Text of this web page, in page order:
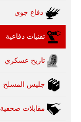
دفاع جوي
تقنيات دفاعية
تاريخ عسكري
جليس المسلح
مقابلات صحفية